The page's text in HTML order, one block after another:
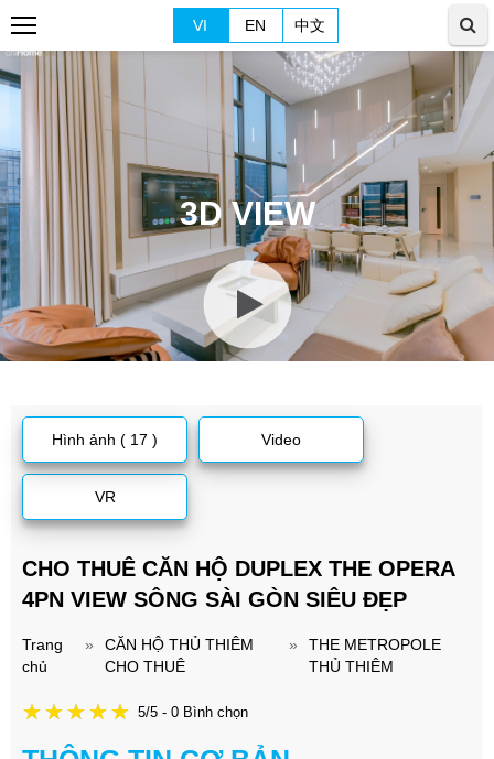
VI EN 中文
3D VIEW
Hình ảnh ( 17 ) Video
VR
CHO THUÊ CĂN HỘ DUPLEX THE OPERA
4PN VIEW SÔNG SÀI GÒN SIÊU ĐẸP
Trang
chủ
»
CĂN HỘ THỦ THIÊM
CHO THUÊ
»
THE METROPOLE
THỦ THIÊM
5/5 - 0 Bình chọn